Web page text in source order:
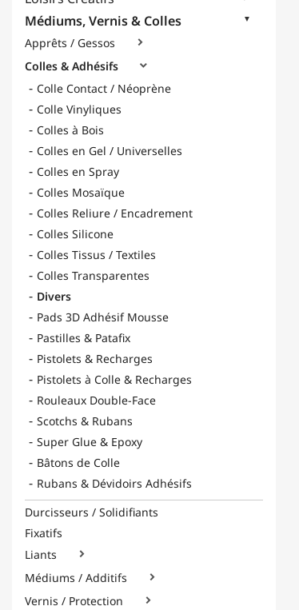
Médiums, Vernis & Colles
Apprêts / Gessos 
Colles & Adhésifs 
Colle Contact / Néoprène
Colle Vinyliques
Colles à Bois
Colles en Gel / Universelles
Colles en Spray
Colles Mosaïque
Colles Reliure / Encadrement
Colles Silicone
Colles Tissus / Textiles
Colles Transparentes
Divers
Pads 3D Adhésif Mousse
Pastilles & Patafix
Pistolets & Recharges
Pistolets à Colle & Recharges
Rouleaux Double-Face
Scotchs & Rubans
Super Glue & Epoxy
Bâtons de Colle
Rubans & Dévidoirs Adhésifs
Durcisseurs / Solidifiants
Fixatifs
Liants

Médiums / Additifs 
Vernis / Protection 